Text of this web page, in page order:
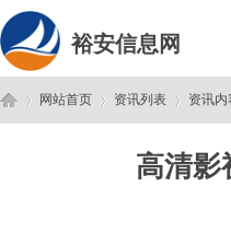
裕安信息网
网站首页 资讯列表 资讯内
高清影